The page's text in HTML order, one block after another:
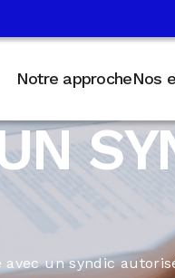
Notre approcheNos
un syndic